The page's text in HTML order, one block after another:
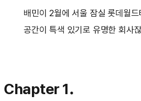
배민이 2월에 서울 잠실 롯데월
공간이 특색 있기로 유명한 회사
Chapter 1.